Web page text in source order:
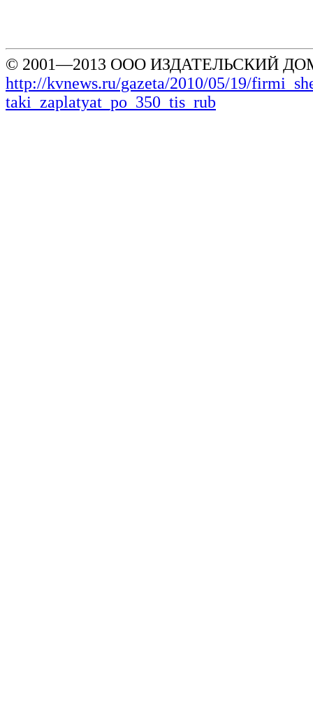
© 2001—2013 ООО ИЗДАТЕЛЬСКИЙ
http://kvnews.ru/gazeta/2010/05/19/
taki_zaplatyat_po_350_tis_rub